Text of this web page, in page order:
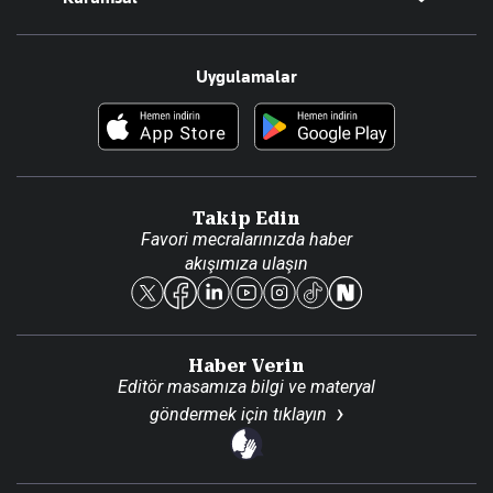
Resmî Ilanlar
Foto Haber
Hakkımızda
Künye
Reklam Ver
Uygulamalar
Takip Edin
Favori mecralarınızda haber
akışımıza ulaşın
Haber Verin
Editör masamıza bilgi ve materyal
göndermek için tıklayın